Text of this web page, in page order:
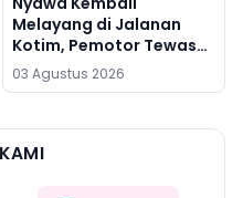
Melayang di Jalanan
Kotim, Pemotor Tewas
Setelah Tabrakan
dengan Pikap
03 Agustus 2026